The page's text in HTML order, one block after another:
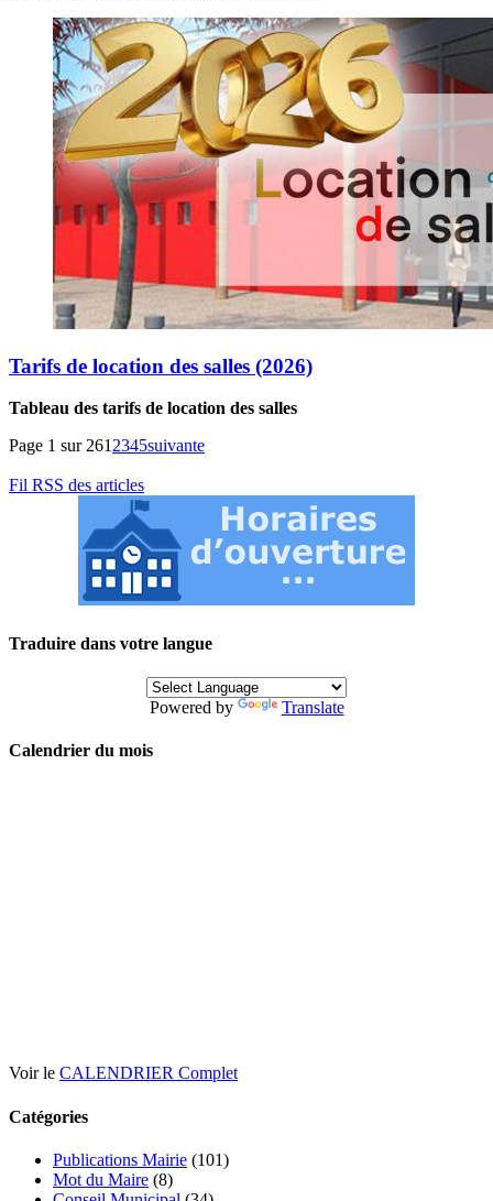
Tarifs de location des salles (2026)
Tableau des tarifs de location des salles
Page 1 sur 261 2345suivante
Fil RSS des articles
Traduire dans votre langue
Powered by Translate
Calendrier du mois
Voir le CALENDRIER Complet
Catégories
Publications Mairie (101)
Mot du Maire (8)